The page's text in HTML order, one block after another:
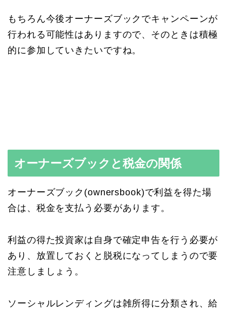
もちろん今後オーナーズブックでキャンペーンが
行われる可能性はありますので、そのときは積極
的に参加していきたいですね。
オーナーズブックと税金の関係
オーナーズブック(ownersbook)で利益を得た場
合は、税金を支払う必要があります。
利益の得た投資家は自身で確定申告を行う必要が
あり、放置しておくと脱税になってしまうので要
注意しましょう。
ソーシャルレンディングは雑所得に分類され、給